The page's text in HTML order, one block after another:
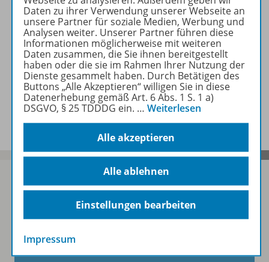
Zugehörige Produkte
Ergänzende Materialien
Benachrichtigungs-Service
Sofort profitieren
Daten zu ihrer Verwendung unserer Webseite an
unsere Partner für soziale Medien, Werbung und
Analysen weiter. Unserer Partner führen diese
Informationen möglicherweise mit weiteren
Daten zusammen, die Sie ihnen bereitgestellt
haben oder die sie im Rahmen Ihrer Nutzung der
Dienste gesammelt haben. Durch Betätigen des
Buttons „Alle Akzeptieren“ willigen Sie in diese
Datenerhebung gemäß Art. 6 Abs. 1 S. 1 a)
DSGVO, § 25 TDDDG ein. … Weiterlesen
Alle akzeptieren
Alle ablehnen
Einstellungen bearbeiten
Impressum